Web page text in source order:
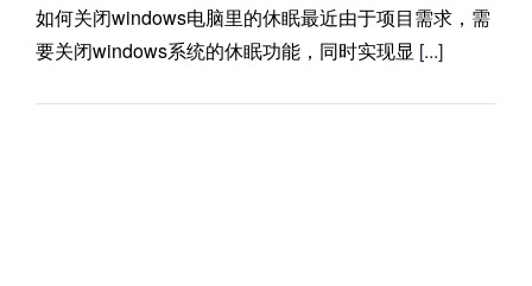
如何关闭windows电脑里的休眠最近由于项目需求，需
要关闭windows系统的休眠功能，同时实现显 [...]